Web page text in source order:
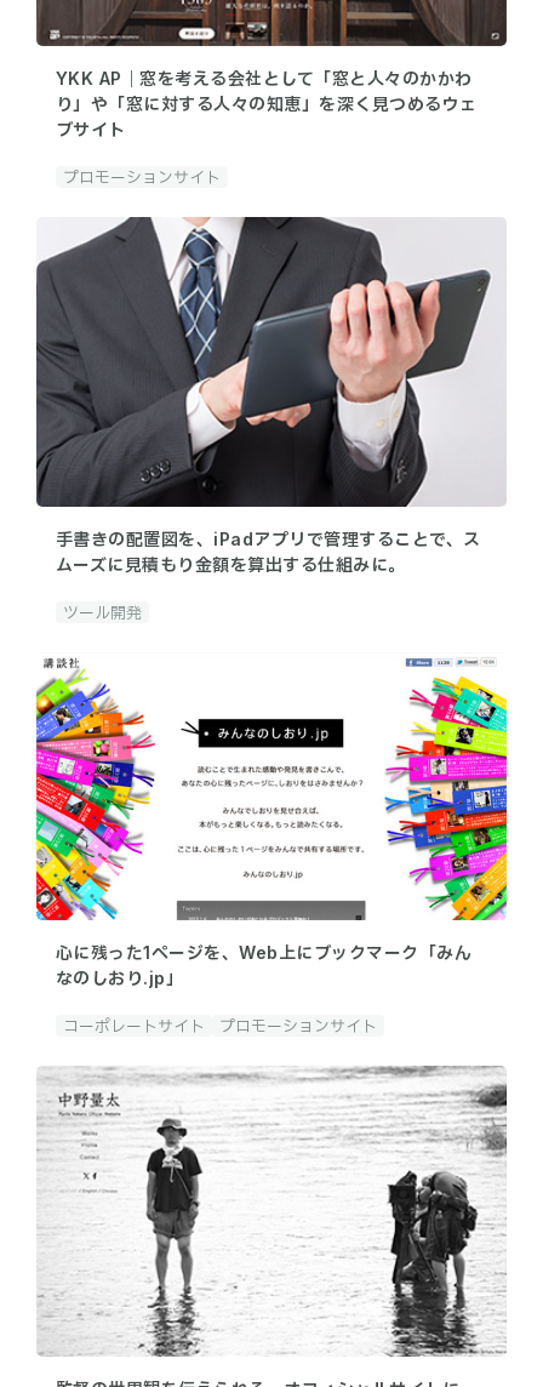
YKK AP｜窓を考える会社として「窓と人々のかかわ
り」や「窓に対する人々の知恵」を深く見つめるウェ
ブサイト
プロモーションサイト
手書きの配置図を、iPadアプリで管理することで、ス
ムーズに見積もり金額を算出する仕組みに。
ツール開発
心に残った1ページを、Web上にブックマーク「みん
なのしおり.jp」
コーポレートサイト プロモーションサイト